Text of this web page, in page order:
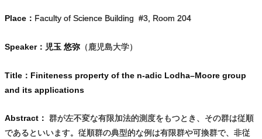
Place： Faculty of Science Building #3, Room 204
Speaker：児玉 悠弥 （鹿児島大学）
Title：Finiteness property of the n-adic Lodha–Moore group
and its applications
Abstract： 群が左不変な有限加法的測度をもつとき、その群は従順
であるといいます。従順群の典型的な例は有限群や可換群で、非従